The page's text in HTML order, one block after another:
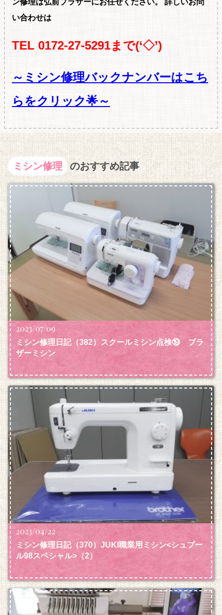
ン修理は弘前ブラザーにお任せください。
詳しいお問
い合わせは
TEL 0172-27-5291まで(‘◇’)ゞ
～ミシン修理バックナンバーはこち
らをクリック🌟～
ミシン修理 のおすすめ記事
2023/07/09
ミシン修理日記（382）スクールミシン点検⑲ ブラ
ザーミシン
2023/04/22
ミシン修理日記（370）JUKI職業用ミシン<シュプー
ル98スペシャル>（2）